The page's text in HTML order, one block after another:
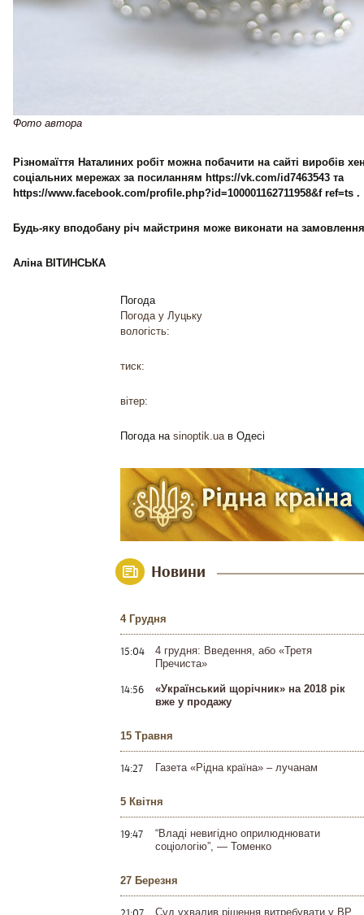
Фото автора
Різномаїття Наталиних робіт можна побачити на сайті виробів
соціальних мережах за посиланням https://vk.com/id7463543 та
https://www.facebook.com/profile.php?id=100001162711958&f ref=ts .
Будь-яку вподобану річ майстриня може виконати на
Аліна ВІТИНСЬКА
Погода
Погода у Луцьку
вологість:
тиск:
вітер:
Погода на sinoptik.ua в Одесі
Новини
4 Грудня
15:04
4 грудня: Введення, або «Третя
Пречиста»
14:56
«Український щорічник» на 2018 рік
вже у продажу
15 Травня
14:27 Газета «Рідна країна» – лучанам
5 Квітня
19:47
“Владі невигідно оприлюднювати
соціологію”, — Томенко
27 Березня
Суд ухвалив рішення витребувати у ВР